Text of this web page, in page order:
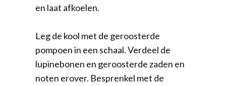
en laat afkoelen.
Leg de kool met de geroosterde
pompoen in een schaal. Verdeel de
lupinebonen en geroosterde zaden en
noten erover. Besprenkel met de